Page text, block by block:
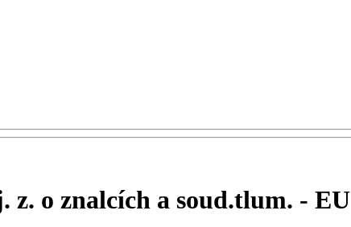
z. o znalcích a soud.tlum. - EU